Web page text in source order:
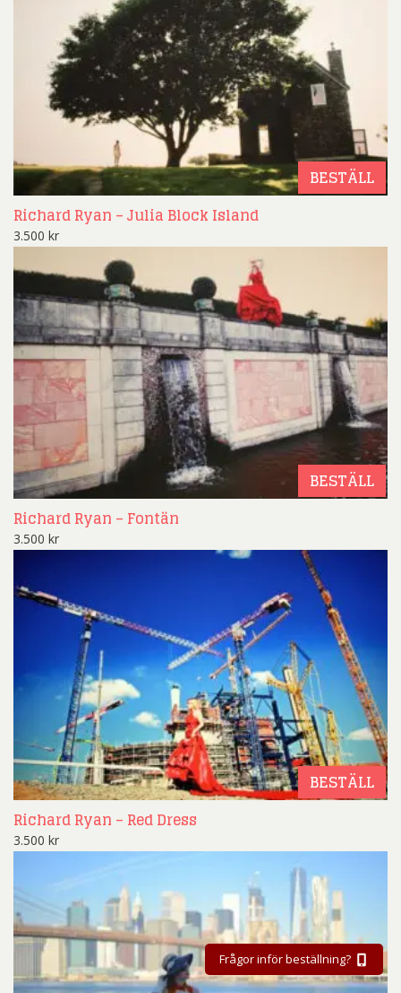
BESTÄLL
Richard Ryan – Julia Block Island
3.500 kr
BESTÄLL
Richard Ryan – Fontän
3.500 kr
BESTÄLL
Richard Ryan – Red Dress
3.500 kr
Frågor inför beställning?